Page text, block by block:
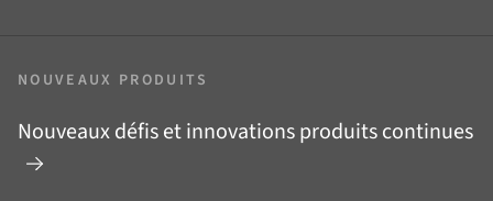
NOUVEAUX PRODUITS
Nouveaux défis et innovations produits continues